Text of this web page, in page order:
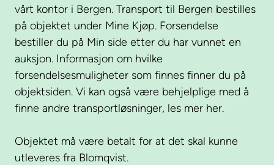
vårt kontor i Bergen. Transport til Bergen bestilles
på objektet under Mine Kjøp. Forsendelse
bestiller du på Min side etter du har vunnet en
auksjon. Informasjon om hvilke
forsendelsesmuligheter som finnes finner du på
objektsiden. Vi kan også være behjelplige med å
finne andre transportløsninger, les mer her.
Objektet må være betalt for at det skal kunne
utleveres fra Blomqvist.